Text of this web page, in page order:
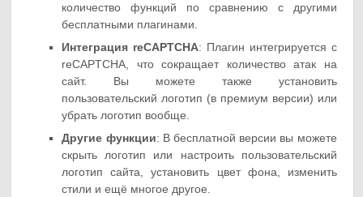
количество функций по сравнению с другими
бесплатными плагинами.
Интеграция reCAPTCHA: Плагин интегрируется с
reCAPTCHA, что сокращает количество атак на
сайт. Вы можете также установить
пользовательский логотип (в премиум версии) или
убрать логотип вообще.
Другие функции: В бесплатной версии вы можете
скрыть логотип или настроить пользовательский
логотип сайта, установить цвет фона, изменить
стили и ещё многое другое.